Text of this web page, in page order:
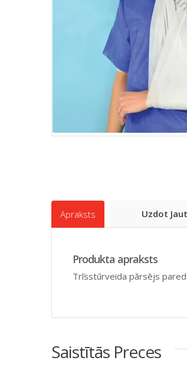
Apraksts Uzdot
Produkta apraksts
Trīsstūrveida pārsējs
Saistītās Preces